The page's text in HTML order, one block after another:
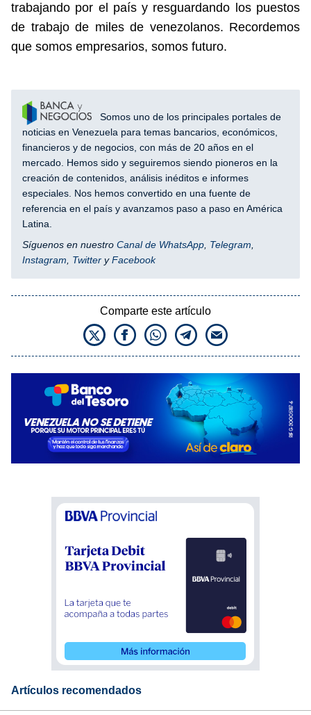
trabajando por el país y resguardando los puestos
de trabajo de miles de venezolanos. Recordemos
que somos empresarios, somos futuro.
Somos uno de los principales portales de
noticias en Venezuela para temas bancarios, económicos,
financieros y de negocios, con más de 20 años en el
mercado. Hemos sido y seguiremos siendo pioneros en la
creación de contenidos, análisis inéditos e informes
especiales. Nos hemos convertido en una fuente de
referencia en el país y avanzamos paso a paso en América
Latina.
Síguenos en nuestro Canal de WhatsApp, Telegram,
Instagram, Twitter yFacebook
Comparte este artículo
Artículos recomendados